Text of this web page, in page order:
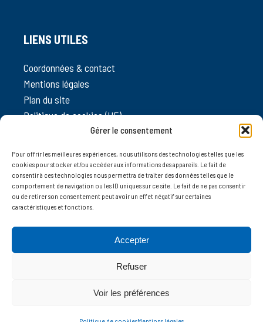
Gérer le consentement
Pour offrir les meilleures expériences, nous utilisons des technologies telles que les
cookies pour stocker et/ou accéder aux informations des appareils. Le fait de
consentir à ces technologies nous permettra de traiter des données telles que le
comportement de navigation ou les ID uniques sur ce site. Le fait de ne pas consentir
ou de retirer son consentement peut avoir un effet négatif sur certaines
caractéristiques et fonctions.
Accepter
Refuser
Voir les préférences
LIENS UTILES
Coordonnées & contact
Mentions légales
Plan du site
Politique de cookies (UE)
PARTENAIRES